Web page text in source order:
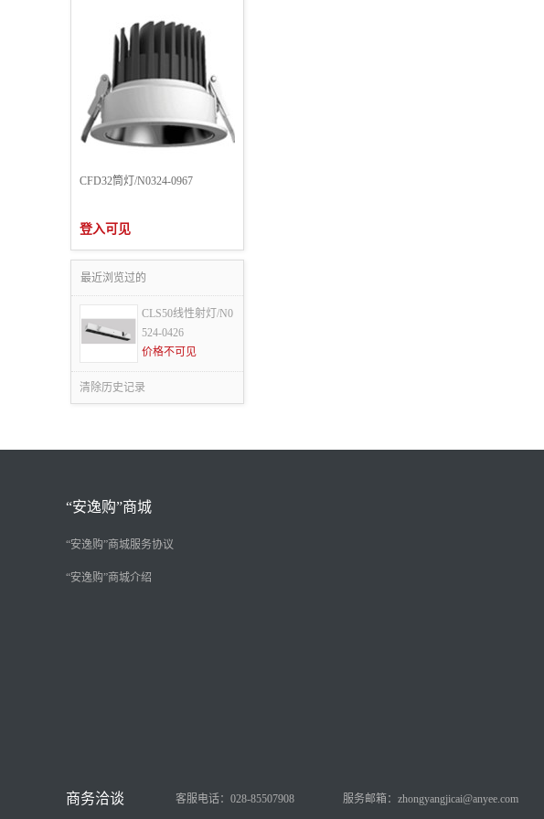
CFD32筒灯/N0324-0967
登入可见
最近浏览过的
CLS50线性射灯/N0
524-0426
价格不可见
清除历史记录
“安逸购”商城
“安逸购”商城服务协议
“安逸购”商城介绍
客服电话：028-85507908 服务邮箱：zhongyangjicai@anyee.com